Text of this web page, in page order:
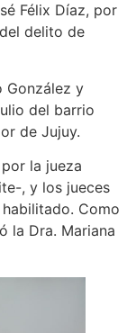
Félix Díaz, por
delito de
González y
del barrio
de Jujuy.
la jueza
, y los jueces
Como
la Dra. Mariana